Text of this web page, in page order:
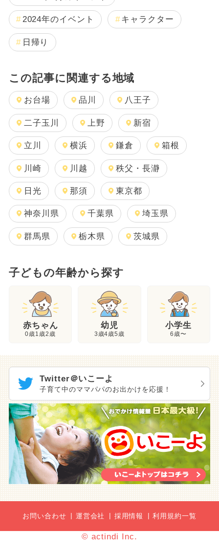
2024年のイベント キャラクター
日帰り
この記事に関連する地域
お台場 品川 八王子
二子玉川 上野 新宿
立川 横浜 鎌倉 箱根
川崎 川越 秩父・長瀞
日光 那須 東京都
神奈川県 千葉県 埼玉県
群馬県 栃木県 茨城県
子どもの年齢から探す
赤ちゃん
0歳1歳2歳
幼児
3歳4歳5歳
小学生
6歳〜
Twitter＠いこーよ
子育て中のママパパのお出かけを応援！
お問い合わせ 運営会社 採用情報 利用規約一覧
© actindi Inc.